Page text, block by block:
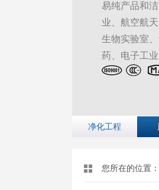
易纯产品和
业、航空航
生物实验室
药、电子工
净化工程
您所在的位置：